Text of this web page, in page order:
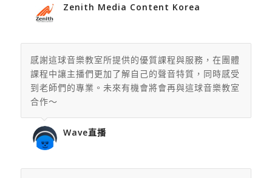
Zenith Media Content Korea
感謝這球音樂教室所提供的優質課程與服務， 在團體
課程中讓主播們更加了解自己的聲音特質，同時感受
到老師們的專業。未來有機會將會再與這球音樂教室
合作～
Wave直播